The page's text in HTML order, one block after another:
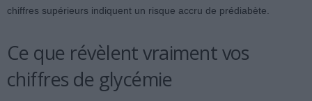
chiffres supérieurs indiquent un risque accru de prédiabète.
Ce que révèlent vraiment vos
chiffres de glycémie